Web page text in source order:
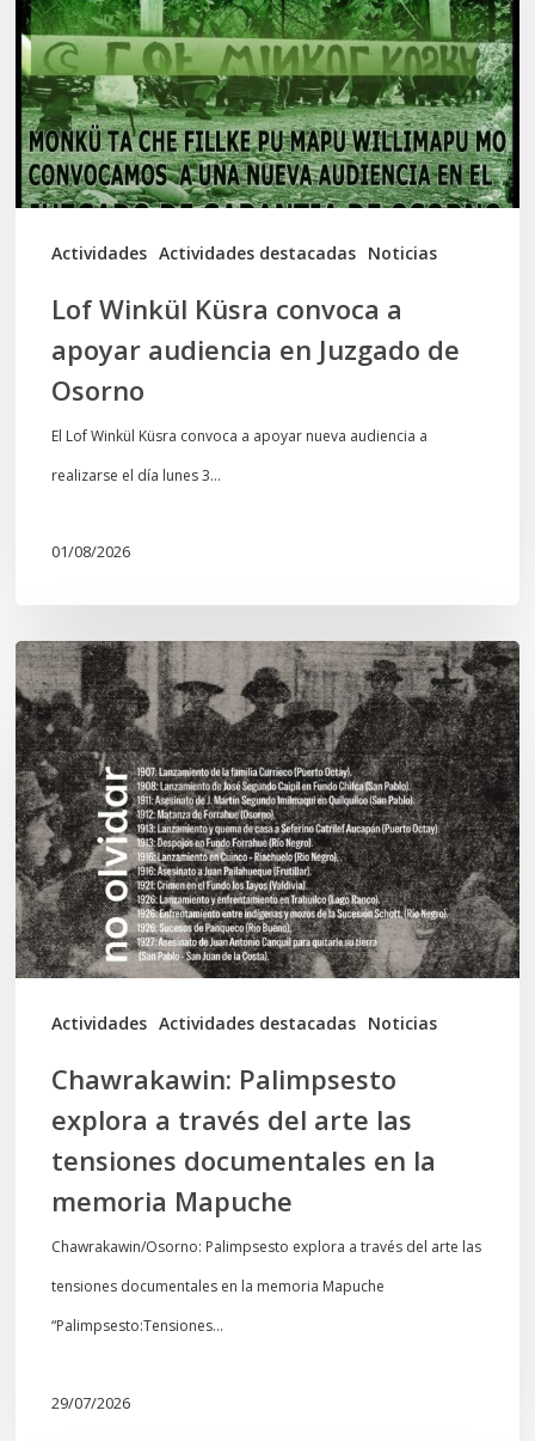
Actividades Actividades destacadas Noticias
a
apoyar
audiencia
en
Juzgado
Lof Winkül Küsra convoca a
apoyar audiencia en Juzgado de
Osorno
El Lof Winkül Küsra convoca a apoyar nueva audiencia a
realizarse el día lunes 3…
01/08/2026
Actividades Actividades destacadas Noticias
Chawrakawin:
Palimpsesto
explora
a
través
del
arte
las
tensiones
documentales
memoria
Mapuche
Chawrakawin: Palimpsesto
explora a través del arte las
tensiones documentales en la
memoria Mapuche
Chawrakawin/Osorno: Palimpsesto explora a través del arte las
tensiones documentales en la memoria Mapuche
“Palimpsesto:Tensiones…
29/07/2026